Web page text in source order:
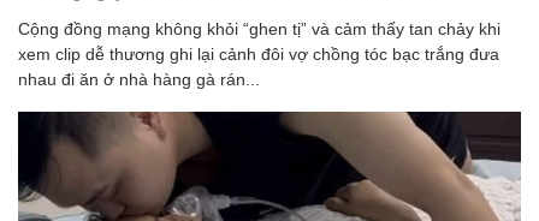
Cộng đồng mạng không khỏi “ghen tị” và cảm thấy tan chảy khi
xem clip dễ thương ghi lại cảnh đôi vợ chồng tóc bạc trắng đưa
nhau đi ăn ở nhà hàng gà rán...